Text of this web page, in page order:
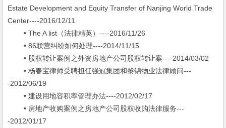
Estate Development and Equity Transfer of Nanjing World Trade
Center----2016/12/11
• The A list（法律精英）----2016/11/26
• 86联营纠纷如何处理----2014/11/15
• 股权转让案例之外资房地产公司股权转让案----2014/03/02
• 杨春宝律师受聘担任强冠集团和黎锦物业法律顾问---
-2012/06/19
• 建设用地容积率管理办法----2012/02/17
• 房地产收购案例之房地产公司股权收购法律服务---
-2012/01/17